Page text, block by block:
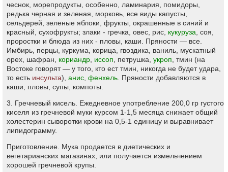
чеснок, морепродукты, особенно, ламинария, помидоры,
редька черная и зеленая, морковь, все виды капусты,
сельдерей, зеленые яблоки, фрукты, окрашенные в синий и
красный, сухофрукты; злаки - гречка, овес, рис, кукуруза , соя,
проростки и блюда из них - пловы, каши. Пряности — все.
Имбирь, перцы, куркума, корица, гвоздика, ваниль, мускатный
орех, шафран, кориандр иссоп , петрушка, укроп , тмин (на
Востоке говорят — у того, кто ест тмин, никогда не будет удара,
то есть инсульта), анис фенхель . Пряности добавляются в
каши, пловы, супы, компоты.
3. Гречневый кисель. Ежедневное употребление 200,0 гр густого
киселя из гречневой муки курсом 1-1,5 месяца снижает общий
холестерин сыворотки крови на 0,5-1 единицу и выравнивает
липидограмму.
Приготовление. Мука продается в диетических и
вегетарианских магазинах, или получается измельчением
хорошей гречневой крупы.